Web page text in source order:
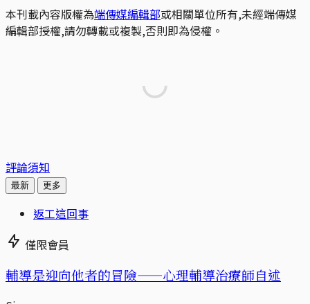
本刊載內容版權為端傳媒編輯部或相關單位所有,未經端傳媒
編輯部授權,請勿轉載或複製,否則即為侵權。
評論須知
最新 更多
返工這回事
僅限會員
輔導是迎向他者的冒險——心理輔導治療師自述